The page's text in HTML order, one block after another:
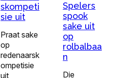
skompeti
sie uit
Praat sake
op
redenaarsk
ompetisie
uit
Spelers
spook
sake uit
op
rolbalbaa
n
Die